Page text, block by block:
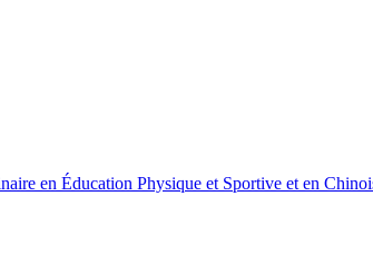
en Éducation Physique et Sportive et en